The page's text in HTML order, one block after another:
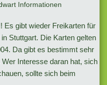
Informationen
Es gibt wieder Freikarten für
Stuttgart. Die Karten gelten
Da gibt es bestimmt sehr
Interesse daran hat, sich
sollte sich beim